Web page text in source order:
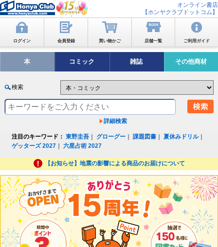
オンライン書店
【ホンヤクラブドットコム】
ログイン 会員登録 買い物かご 店舗一覧 ご利用ガイド
本 コミック 雑誌 その他商材
検索
詳細検索
注目のキーワード： 東野圭吾 グローグー ｜課題図書 ｜夏休みドリル｜
ゲッターズ 2027 ｜六星占術 2027
【お知らせ】地震の影響による商品のお届けについて